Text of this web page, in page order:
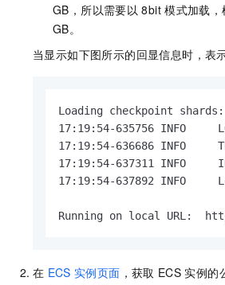
GB，所以需要以 8bit 模式加载
GB。
当显示如下图所示的回显信息时，表
Loading checkpoint
17:19:54-635756 INFO
17:19:54-636686 INFO
17:19:54-637311 INFO
17:19:54-637892 INFO
Running on local URL:
在 ECS 实例页面 ，获取 ECS 实例的